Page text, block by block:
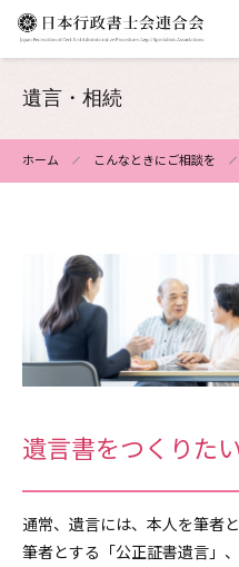
ン
ヘ
ッ
ダ
遺言・相続
ホーム こんなときにご相談を
遺言書をつくりた
通常、遺言には、本人を筆者
筆者とする「公正証書遺言」